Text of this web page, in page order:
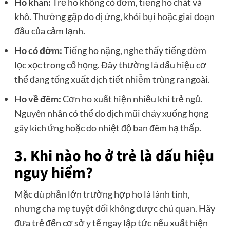
khô. Thường gặp do dị ứng, khói bụi hoặc giai đoạn
đầu của cảm lạnh.
Ho có đờm:Tiếng ho nặng, nghe thấy tiếng đờm
lọc xọc trong cổ họng. Đây thường là dấu hiệu cơ
thể đang tống xuất dịch tiết nhiễm trùng ra ngoài.
Ho về đêm:Cơn ho xuất hiện nhiều khi trẻ ngủ.
Nguyên nhân có thể do dịch mũi chảy xuống họng
gây kích ứng hoặc do nhiệt độ ban đêm hạ thấp.
3. Khi nào ho ở trẻ là dấu hiệu
nguy hiểm?
Mặc dù phần lớn trường hợp ho là lành tính,
nhưng cha mẹ tuyệt đối không được chủ quan. Hãy
đưa trẻ đến cơ sở y tế ngay lập tức nếu xuất hiện